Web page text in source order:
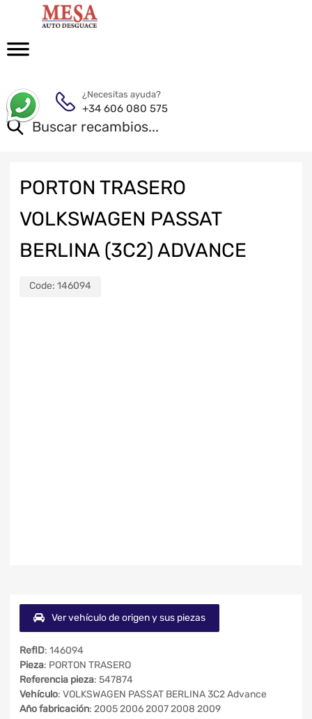
¿Necesitas ayuda?
+34 606 080 575
PORTON TRASERO
VOLKSWAGEN PASSAT
BERLINA (3C2) ADVANCE
Code: 146094
Ver vehículo de origen y sus piezas
RefID: 146094
Pieza: PORTON TRASERO
Referencia pieza: 547874
Vehículo: VOLKSWAGEN PASSAT BERLINA 3C2 Advance
Año fabricación: 2005 2006 2007 2008 2009